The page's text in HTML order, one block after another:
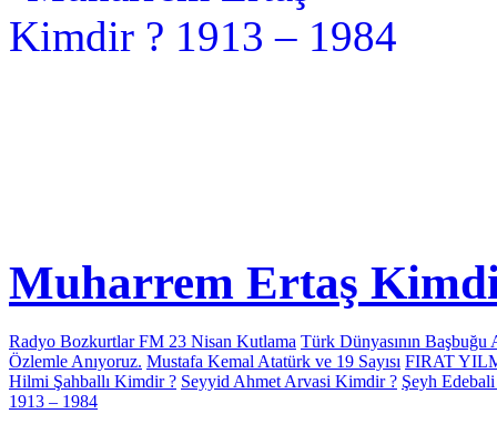
Muharrem Ertaş
Radyo Bozkurtlar FM 23 Nisan Kutlama Türk Dünyasının
Özlemle Anıyoruz. Mustafa Kemal Atatürk ve 19 Sayısı FIRAT
Hilmi Şahballı Kimdir ? Seyyid Ahmet Arvasi Kimdir ? Şeyh
1913 – 1984